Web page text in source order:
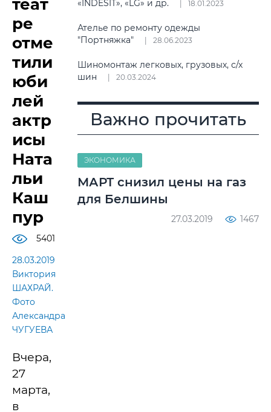
теат
ре
отме
тили
юби
лей
актр
исы
Ната
льи
Каш
пур
5401
28.03.2019
Виктория
ШАХРАЙ.
Фото
Александра
ЧУГУЕВА
Вчера,
27
марта,
в
«INDESIT», «LG» и др.
18.01.2023
Ателье по ремонту одежды
"Портняжка"
28.06.2023
Шиномонтаж легковых, грузовых, с/х
шин
20.03.2024
Важно прочитать
ЭКОНОМИКА
МАРТ снизил цены на газ
для Белшины
27.03.2019 1467